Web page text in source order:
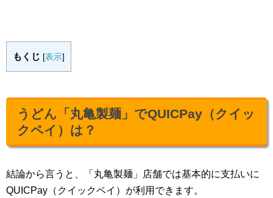
もくじ [表示]
うどん「丸亀製麺」でQUICPay（クイッ
クペイ）は？
結論から言うと、「丸亀製麺」店舗では基本的に支払いに
QUICPay（クイックペイ）が利用できます。